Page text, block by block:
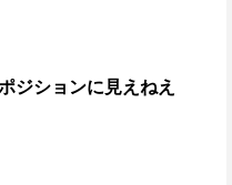
ジションに見えねえ